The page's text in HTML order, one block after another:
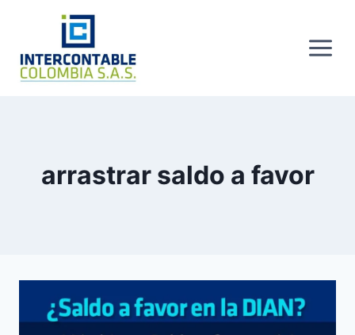
content
arrastrar saldo a favor